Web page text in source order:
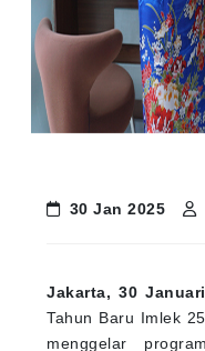
30 Jan 2025
Jakarta, 30
Tahun Baru Imlek
menggelar